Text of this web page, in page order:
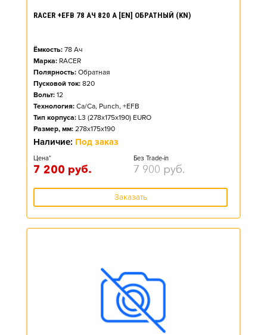
RACER +EFB 78 АЧ 820 А [EN] ОБРАТНЫЙ (KN)
Ёмкость: 78 Ач
Марка: RACER
Полярность: Обратная
Пусковой ток: 820
Вольт: 12
Технология: Ca/Ca, Punch, +EFB
Тип корпуса: L3 (278x175x190) EURO
Размер, мм: 278x175x190
Наличие: Под заказ
Цена*
7 200 руб.
Без Trade-in
7 900 руб.
Заказать